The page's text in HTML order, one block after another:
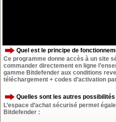
Quel est le principe de
Ce programme donne accès à un site
commander directement en ligne
gamme Bitdefender aux conditions
téléchargement + codes d’activation
Quelles sont les autres
L’espace d’achat sécurisé permet
Bitdefender :